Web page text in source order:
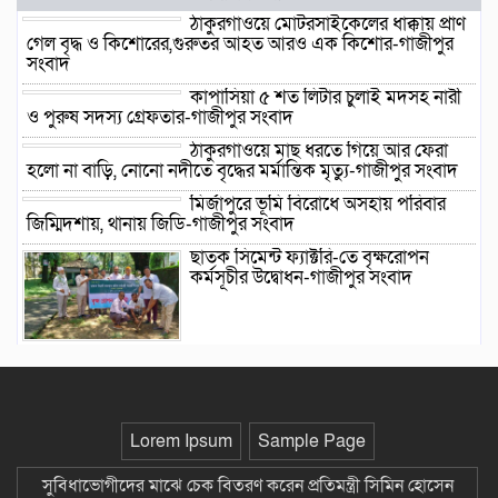
ঠাকুরগাঁওয়ে মোটরসাইকেলের ধাক্কায় প্রাণ
গেল বৃদ্ধ ও কিশোরের,গুরুতর আহত আরও এক কিশোর-গাজীপুর
সংবাদ
কাপাসিয়া ৫ শত লিটার চুলাই মদসহ নারী
ও পুরুষ সদস্য গ্রেফতার-গাজীপুর সংবাদ
ঠাকুরগাঁওয়ে মাছ ধরতে গিয়ে আর ফেরা
হলো না বাড়ি, নোনো নদীতে বৃদ্ধের মর্মান্তিক মৃত্যু-গাজীপুর সংবাদ
মির্জাপুরে ভূমি বিরোধে অসহায় পরিবার
জিম্মিদশায়, থানায় জিডি-গাজীপুর সংবাদ
ছাতক সিমেন্ট ফ্যাক্টরি-তে বৃক্ষরোপন
কর্মসূচীর উদ্বোধন-গাজীপুর সংবাদ
কার্যালয় পরিদর্শনে ইউএনও মোঃ মহি
উদ্দিন-গাজীপুর সংবাদ
Lorem Ipsum
Sample Page
সুবিধাভোগীদের মাঝে চেক বিতরণ করেন প্রতিমন্ত্রী সিমিন হোসেন